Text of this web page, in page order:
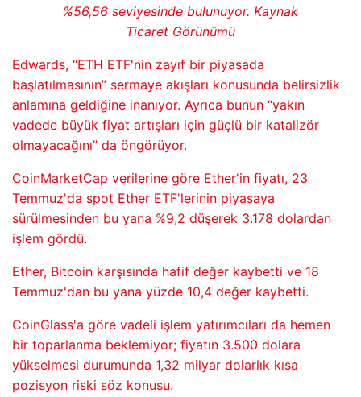
%56,56 seviyesinde bulunuyor. Kaynak
Ticaret Görünümü
Edwards, “ETH ETF'nin zayıf bir piyasada
başlatılmasının” sermaye akışları konusunda belirsizlik
anlamına geldiğine inanıyor. Ayrıca bunun “yakın
vadede büyük fiyat artışları için güçlü bir katalizör
olmayacağını” da öngörüyor.
CoinMarketCap verilerine göre Ether'in fiyatı, 23
Temmuz'da spot Ether ETF'lerinin piyasaya
sürülmesinden bu yana %9,2 düşerek 3.178 dolardan
işlem gördü.
Ether, Bitcoin karşısında hafif değer kaybetti ve 18
Temmuz'dan bu yana yüzde 10,4 değer kaybetti.
CoinGlass'a göre vadeli işlem yatırımcıları da hemen
bir toparlanma beklemiyor; fiyatın 3.500 dolara
yükselmesi durumunda 1,32 milyar dolarlık kısa
pozisyon riski söz konusu.